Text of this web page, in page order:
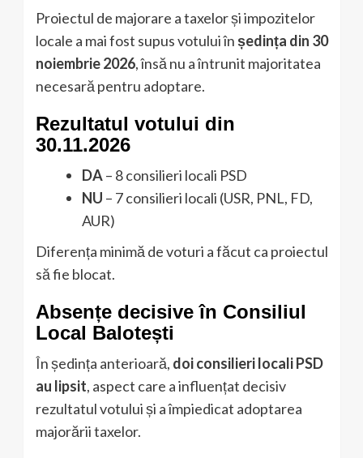
Proiectul de majorare a taxelor și impozitelor
locale a mai fost supus votului înședința din 30
noiembrie 2026, însă nu a întrunit majoritatea
necesară pentru adoptare.
Rezultatul votului din
30.11.2026
DA– 8 consilieri locali PSD
NU – 7 consilieri locali (USR, PNL, FD,
AUR)
Diferența minimă de voturi a făcut ca proiectul
să fie blocat.
Absențe decisive în Consiliul
Local Balotești
În ședința anterioară, doi consilieri locali PSD
au lipsit, aspect care a influențat decisiv
rezultatul votului și a împiedicat adoptarea
majorării taxelor.